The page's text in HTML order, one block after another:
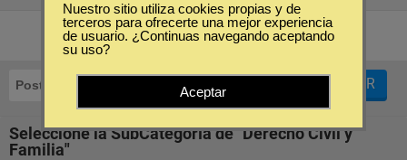
Postgrados Derecho Civil y Familia FILTRAR
Seleccione la SubCategoría de "Derecho Civil y
Familia"
Nuestro sitio utiliza cookies propias y de
terceros para ofrecerte una mejor experiencia
de usuario. ¿Continuas navegando aceptando
su uso?
Aceptar